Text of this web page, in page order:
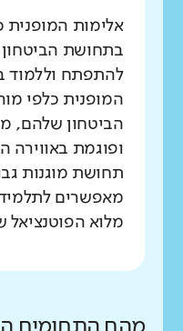
אלימות המופנית
בתחושת
להתפתח וללמוד
המופנית כלפי
הביטחון שלהם,
ופוגמת באווירה
תחושת מוגנות
מאפשרים
מלוא הפוטנציאל